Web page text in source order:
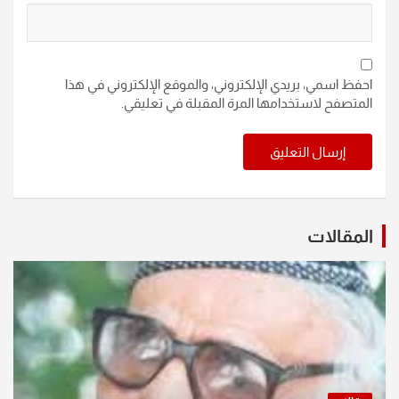
احفظ اسمي، بريدي الإلكتروني، والموقع الإلكتروني في هذا
المتصفح لاستخدامها المرة المقبلة في تعليقي.
المقالات